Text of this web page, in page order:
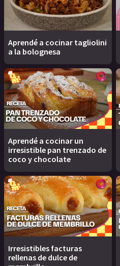
Aprendé a cocinar tagliolini
a la bolognesa
Aprendé a cocinar un
irresistible pan trenzado de
coco y chocolate
Irresistibles facturas
rellenas de dulce de